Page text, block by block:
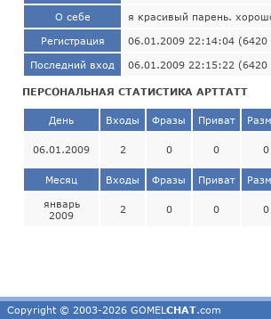
О себе я красивый парень.
Регистрация 06.01.2009 22:14:04 (6420
Последний вход 06.01.2009 22:15:22 (6420
ПЕРСОНАЛЬНАЯ СТАТИСТИКА АРТТАТТ
День Входы Фразы Приват
06.01.2009 2 0 0 0
Месяц Входы Фразы Приват
январь
2009
2 0 0 0
Copyright © 2003-2026 GOMEL CHAT.com